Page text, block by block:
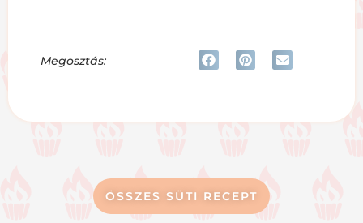
Megosztás:
ÖSSZES SÜTI RECEPT